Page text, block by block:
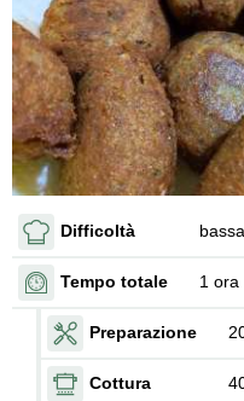
Difficoltà bassa
Tempo totale 1 ora
Preparazione
Cottura